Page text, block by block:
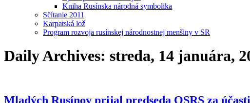
Kniha Rusínska národná symbolika
Sčítanie 2011
Karpatská lož
Program rozvoja rusínskej národnostnej menšiny v SR
Daily Archives: streda, 14 januára,
Mladých Rusínov prijal predseda OSRS za